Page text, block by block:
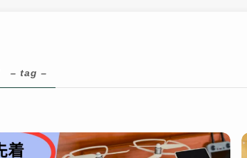
– tag –